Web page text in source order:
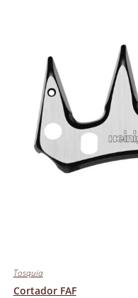
Tosquia
Cortador FAF